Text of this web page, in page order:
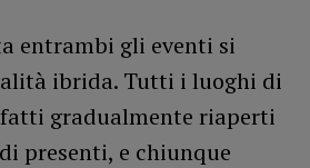
entrambi gli eventi si
ibrida. Tutti i luoghi di
gradualmente riaperti
presenti, e chiunque